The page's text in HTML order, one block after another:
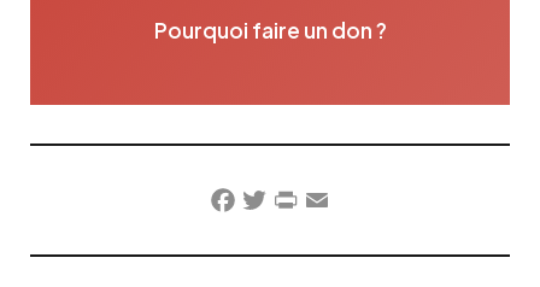
Pourquoi faire un don ?
Facebook
TwitterPrintFriendly
Email